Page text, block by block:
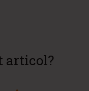
articol?